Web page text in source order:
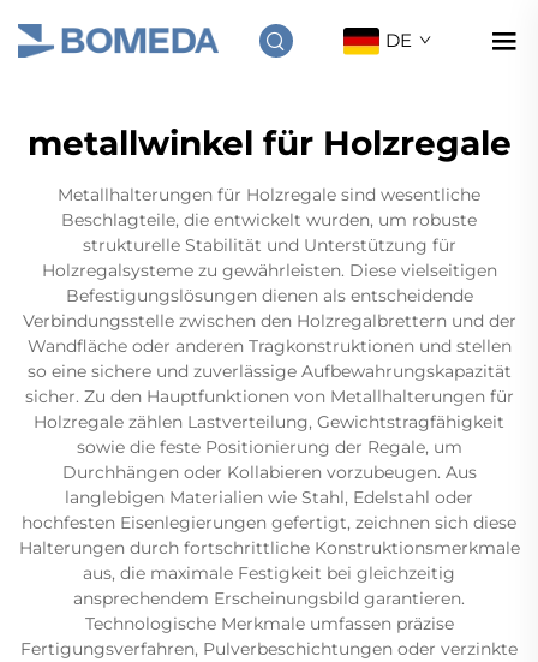
DE
metallwinkel für Holzregale
Metallhalterungen für Holzregale sind wesentliche
Beschlagteile, die entwickelt wurden, um robuste
strukturelle Stabilität und Unterstützung für
Holzregalsysteme zu gewährleisten. Diese vielseitigen
Befestigungslösungen dienen als entscheidende
Verbindungsstelle zwischen den Holzregalbrettern und der
Wandfläche oder anderen Tragkonstruktionen und stellen
so eine sichere und zuverlässige Aufbewahrungskapazität
sicher. Zu den Hauptfunktionen von Metallhalterungen für
Holzregale zählen Lastverteilung, Gewichtstragfähigkeit
sowie die feste Positionierung der Regale, um
Durchhängen oder Kollabieren vorzubeugen. Aus
langlebigen Materialien wie Stahl, Edelstahl oder
hochfesten Eisenlegierungen gefertigt, zeichnen sich diese
Halterungen durch fortschrittliche Konstruktionsmerkmale
aus, die maximale Festigkeit bei gleichzeitig
ansprechendem Erscheinungsbild garantieren.
Technologische Merkmale umfassen präzise
Fertigungsverfahren, Pulverbeschichtungen oder verzinkte